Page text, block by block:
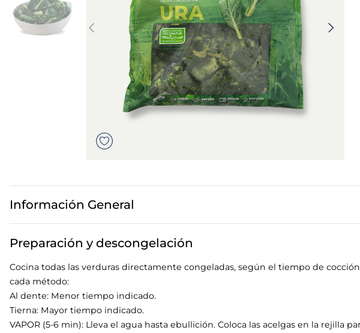
Información General
Preparación y descongelación
Cocina todas las verduras directamente congeladas, según el tiempo de
cada método:
Al dente: Menor tiempo indicado.
Tierna: Mayor tiempo indicado.
VAPOR (5-6 min): Lleva el agua hasta ebullición. Coloca las acelgas en la rejilla
6. croquetas